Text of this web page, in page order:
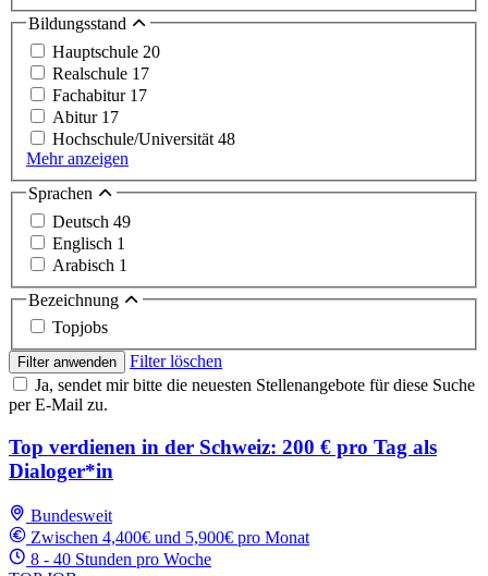
Bildungsstand
Hauptschule 20
Realschule 17
Fachabitur 17
Abitur 17
Hochschule/Universität 48
Mehr anzeigen
Sprachen
Deutsch 49
Englisch 1
Arabisch 1
Bezeichnung
Topjobs
Filter anwenden
Filter löschen
Ja, sendet mir bitte die neuesten Stellenangebote für diese Suche
per E-Mail zu.
Top verdienen in der Schweiz: 200 € pro Tag als
Dialoger*in
Bundesweit
Zwischen 4,400€ und 5,900€ pro Monat
8 - 40 Stunden pro Woche